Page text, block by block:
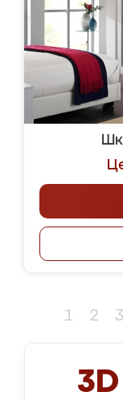
1 2 3
3D